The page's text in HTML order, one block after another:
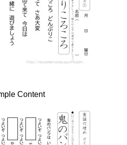
Content